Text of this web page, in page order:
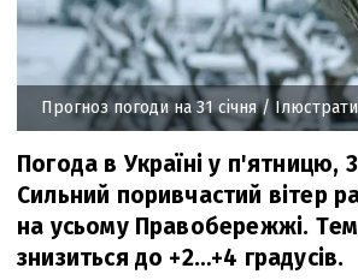
Прогноз погоди на 31 січня/
Погода в Україні у п'ятницю,
Сильний поривчастий вітер
на усьому Правобережжі.
знизиться до +2…+4 градусів.